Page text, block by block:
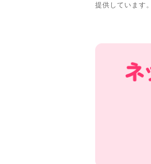
提供しています。